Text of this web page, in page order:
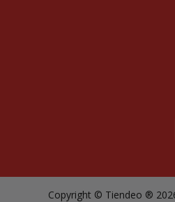
Copyright © Tiendeo ®